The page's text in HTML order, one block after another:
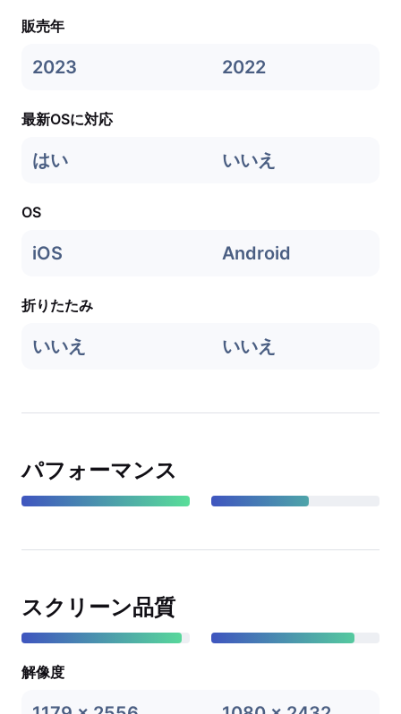
販売年
2023 2022
最新OSに対応
はい いいえ
OS
iOS Android
折りたたみ
いいえ いいえ
パフォーマンス
スクリーン品質
解像度